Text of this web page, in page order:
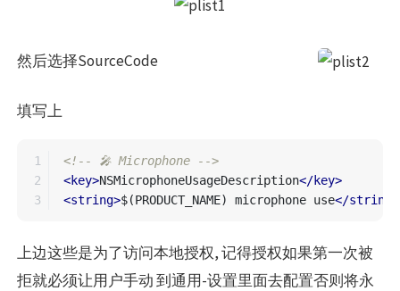
然后选择SourceCode
填写上
1
2
<!-- 🎤 Microphone -->
<key>NSMicrophoneUsageDescription</key>
<string>$(PRODUCT_NAME) microphone use</string>
上边这些是为了访问本地授权, 记得授权如果第一次被
拒就必须让用户手动 到通用-设置里面去配置否则将永